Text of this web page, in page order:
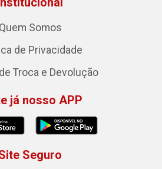
Quem Somos
de Privacidade
Troca e Devolução
já nosso APP
Seguro